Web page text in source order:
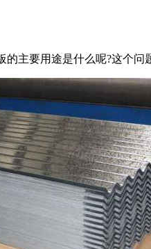
主要用途是什么呢?这个问